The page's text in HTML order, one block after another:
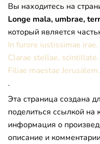
Вы находитесь на
Longe mala, umbrae,
который является
In furore iustissimae
Clarae stellae,
Filiae maestae
.
Эта страница создана
поделиться ссылкой
информация о
описание и